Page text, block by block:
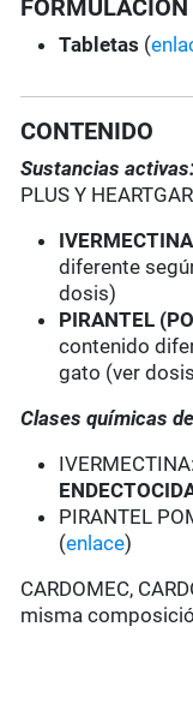
FORMULACIÓN
Tabletas (
CONTENIDO
Sustancias activas:
PLUS Y
IVERMECTINA
diferente
dosis)
PIRANTEL
contenido
gato (ver
Clases químicas
IVERMECTINA:
PIRANTEL
(enlace)
CARDOMEC,
misma